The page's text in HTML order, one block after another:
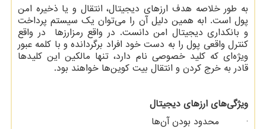
به طور خلاصه هدف ارزهای دیجیتال، انتقال و یا ذخیره امن
پول است. ابه همین دلیل آن را می‌توان یک سیستم پرداخت
و بانکداری دیجیتال امن دانست. در واقع رمزارزها در واقع
کنترل واقعی پول را به دست خود افراد برگردانده و با کلمه عبور
ویژه‌ای که کلید خصوصی نام دارد، تنها مالکین این کلیدها
قادر به خرج کردن و انتقال بیت کوین‌ها خواهند بود.
ویژگی‌های ارزهای دیجیتال
· محدود بودن آن‌ها